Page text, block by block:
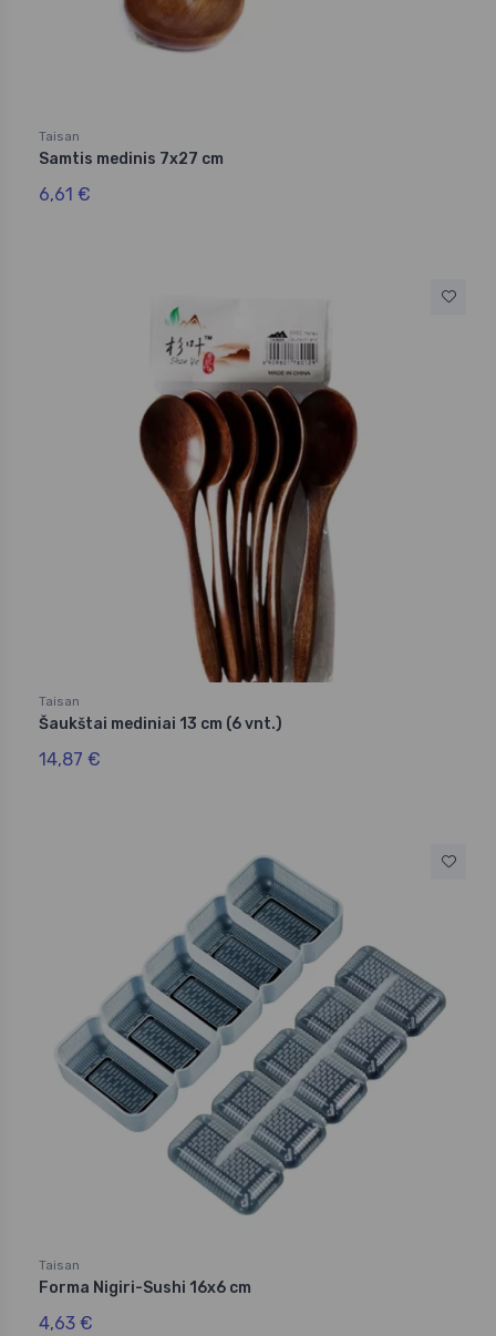
Taisan
Samtis medinis 7x27 cm
6,61 €
Taisan
Šaukštai mediniai 13 cm (6 vnt.)
14,87 €
Taisan
Forma Nigiri-Sushi 16x6 cm
4,63 €